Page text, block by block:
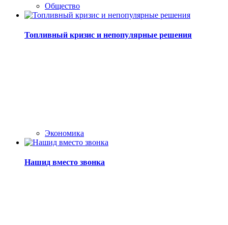
Общество
Топливный кризис и непопулярные решения
Экономика
Нашид вместо звонка